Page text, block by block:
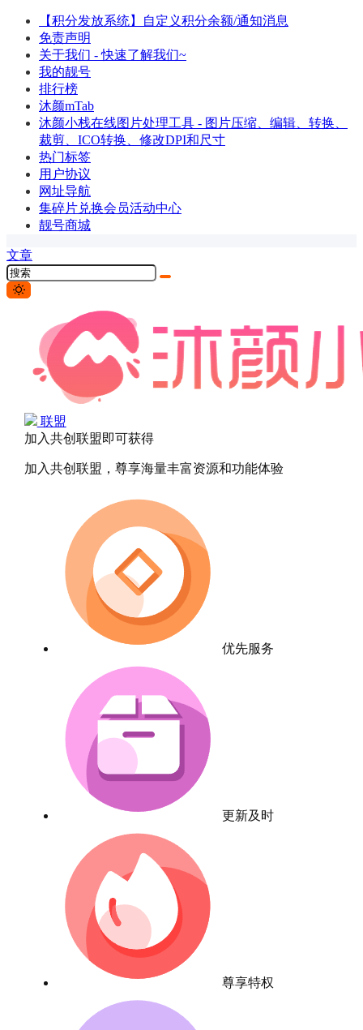
【积分发放系统】自定义积分余额/通知消息
免责声明
关于我们 - 快速了解我们~
我的靓号
排行榜
沐颜mTab
沐颜小栈在线图片处理工具 - 图片压缩、编辑、转换、
裁剪、ICO转换、修改DPI和尺寸
热门标签
用户协议
网址导航
集碎片兑换会员活动中心
靓号商城
文章
联盟
加入共创联盟即可获得
加入共创联盟，尊享海量丰富资源和功能体验
优先服务
更新及时
尊享特权